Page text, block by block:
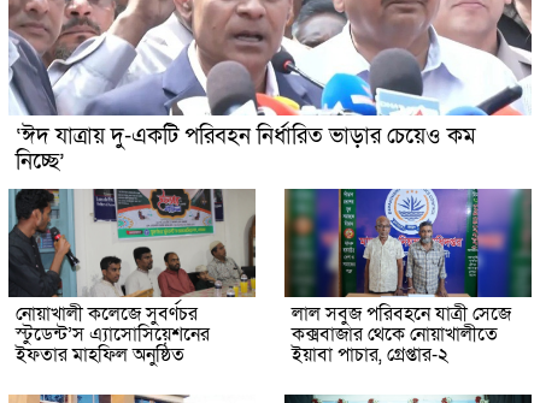
‘ঈদ যাত্রায় দু-একটি পরিবহন নির্ধারিত ভাড়ার চেয়েও কম
নিচ্ছে’
নোয়াখালী কলেজে সুবর্ণচর
স্টুডেন্ট’স এ্যাসোসিয়েশনের
ইফতার মাহফিল অনুষ্ঠিত
লাল সবুজ পরিবহনে যাত্রী সেজে
কক্সবাজার থেকে নোয়াখালীতে
ইয়াবা পাচার, গ্রেপ্তার-২